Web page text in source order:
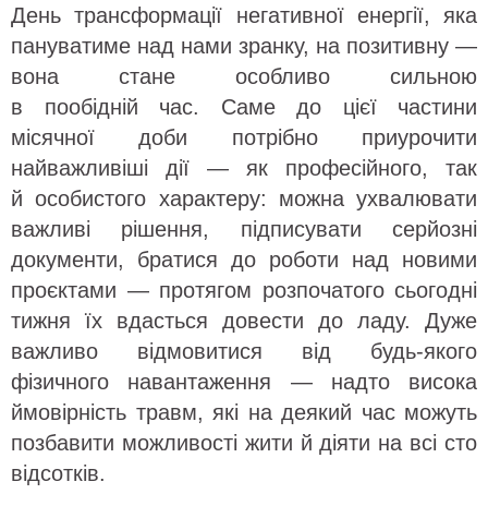
День трансформації негативної енергії, яка
пануватиме над нами зранку, на позитивну —
вона стане особливо сильною
в пообідній час. Саме до цієї частини
місячної доби потрібно приурочити
найважливіші дії — як професійного, так
й особистого характеру: можна ухвалювати
важливі рішення, підписувати серйозні
документи, братися до роботи над новими
проєктами — протягом розпочатого сьогодні
тижня їх вдасться довести до ладу. Дуже
важливо відмовитися від будь-якого
фізичного навантаження — надто висока
ймовірність травм, які на деякий час можуть
позбавити можливості жити й діяти на всі сто
відсотків.